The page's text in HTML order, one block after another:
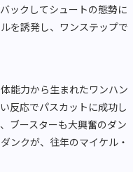
ックしてシュートの態勢に
を誘発し、ワンステップで
能力から生まれたワンハン
反応でパスカットに成功し
ブースターも大興奮のダン
ンクが、往年のマイケル・